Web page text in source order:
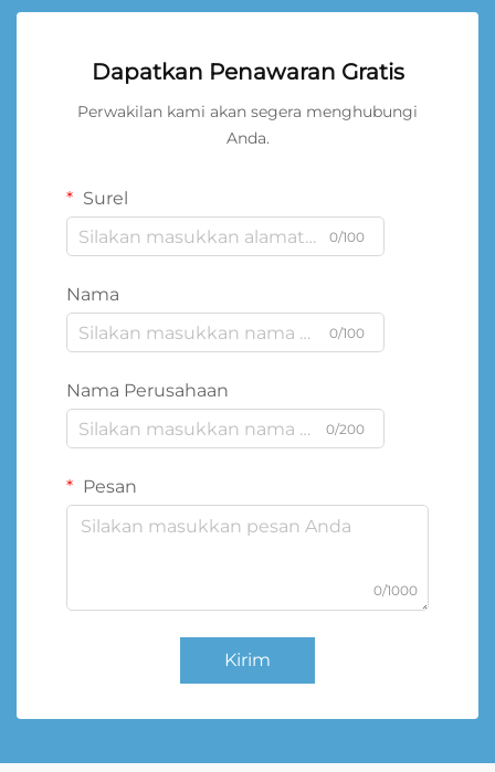
Dapatkan Penawaran Gratis
Perwakilan kami akan segera menghubungi
Anda.
Surel
0/100
Nama
0/100
Nama Perusahaan
0/200
Pesan
0/1000
Kirim